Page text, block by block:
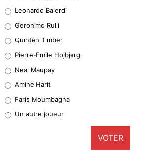
38%
32%
5%
1%
9%
Leonardo Balerdi
Geronimo Rulli
Quinten Timber
Pierre-Emile Hojbjerg
Neal Maupay
Amine Harit
Faris Moumbagna
Un autre joueur
VOTER